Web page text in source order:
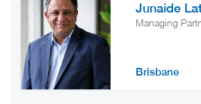
Junaide
Managing
Brisbane